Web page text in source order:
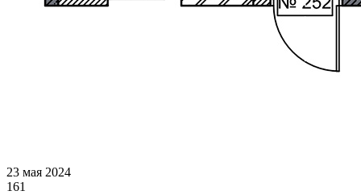
23 мая 2024
161